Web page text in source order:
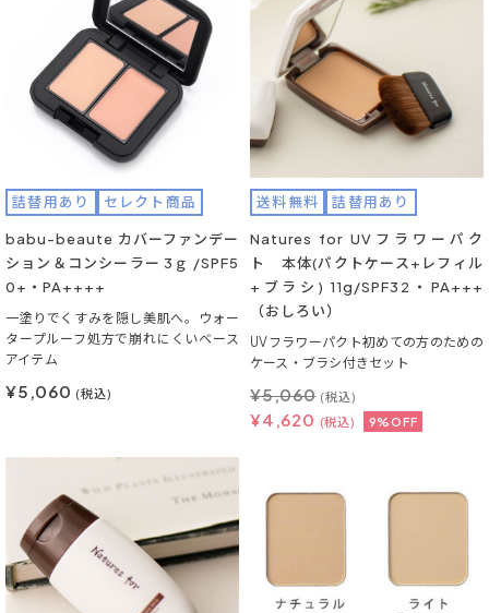
詰替用あり セレクト商品
babu-beaute カバーファンデー
ション＆コンシーラー 3ｇ /SPF5
0+・PA++++
一塗りでくすみを隠し美肌へ。ウォー
タープルーフ処方で崩れにくいベース
アイテム
¥5,060 (税込)
送料無料 詰替用あり
Natures for UVフラワーパク
ト 本体(パクトケース+レフィル
+ブラシ) 11g/SPF32・PA+++
（おしろい）
UVフラワーパクト初めての方のための
ケース・ブラシ付きセット
¥4,620 (税込) 9%OFF
¥5,060 (税込)